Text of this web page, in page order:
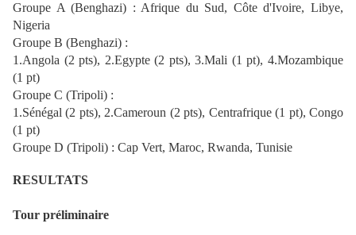
Groupe A (Benghazi) : Afrique du Sud, Côte d'Ivoire, Libye,
Nigeria
Groupe B (Benghazi) :
1.Angola (2 pts), 2.Egypte (2 pts), 3.Mali (1 pt), 4.Mozambique
(1 pt)
Groupe C (Tripoli) :
1.Sénégal (2 pts), 2.Cameroun (2 pts), Centrafrique (1 pt), Congo
(1 pt)
Groupe D (Tripoli) : Cap Vert, Maroc, Rwanda, Tunisie
RESULTATS
Tour préliminaire